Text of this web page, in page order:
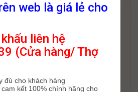
web là giá lẻ cho
liên hệ
(Cửa hàng/ Thợ
đủ cho khách hàng
kết 100% chính hãng cho